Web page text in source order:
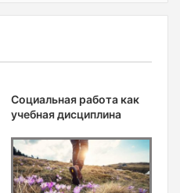
Социальная работа как
учебная дисциплина